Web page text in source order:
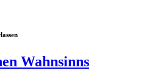
Wahnsinns